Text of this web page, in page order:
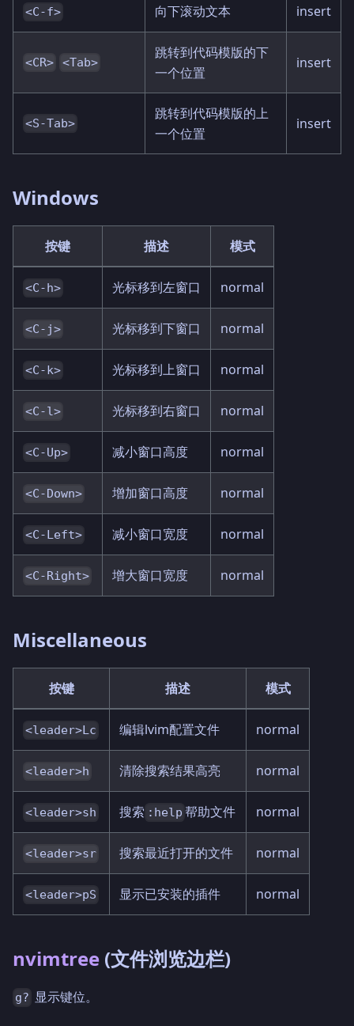
<C-f> 向下滚动文本 insert
<CR> <Tab>
跳转到代码模版的下
一个位置
insert
<S-Tab>
跳转到代码模版的上
一个位置
insert
Windows
按键 描述 模式
<C-h> 光标移到左窗口 normal
<C-j> 光标移到下窗口 normal
<C-k> 光标移到上窗口 normal
<C-l> 光标移到右窗口 normal
<C-Up> 减小窗口高度 normal
<C-Down> 增加窗口高度 normal
<C-Left> 减小窗口宽度 normal
<C-Right> 增大窗口宽度 normal
Miscellaneous
按键 描述 模式
<leader>Lc 编辑lvim配置文件 normal
<leader>h 清除搜索结果高亮 normal
<leader>sh 搜索 :help 帮助文件 normal
<leader>sr 搜索最近打开的文件 normal
<leader>pS 显示已安装的插件 normal
nvimtree (文件浏览边栏)
g? 显示键位。